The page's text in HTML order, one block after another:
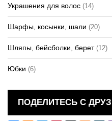
Украшения для волос (14)
Шарфы, косынки, шали (20)
Шляпы, бейсболки, берет(12)
Юбки (6)
ПОДЕЛИТЕСЬ С